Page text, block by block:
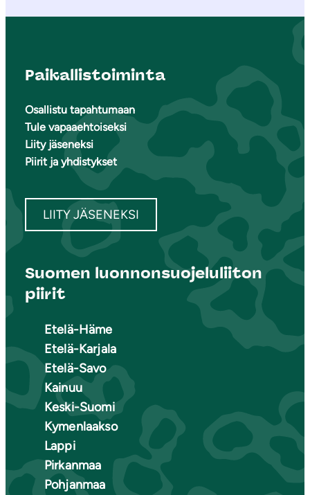
Paikallistoiminta
Osallistu tapahtumaan
Tule vapaaehtoiseksi
Liity jäseneksi
Piirit ja yhdistykset
LIITY JÄSENEKSI
Suomen luonnonsuojeluliiton
piirit
Etelä-Häme
Etelä-Karjala
Etelä-Savo
Kainuu
Keski-Suomi
Kymenlaakso
Lappi
Pirkanmaa
Pohjanmaa